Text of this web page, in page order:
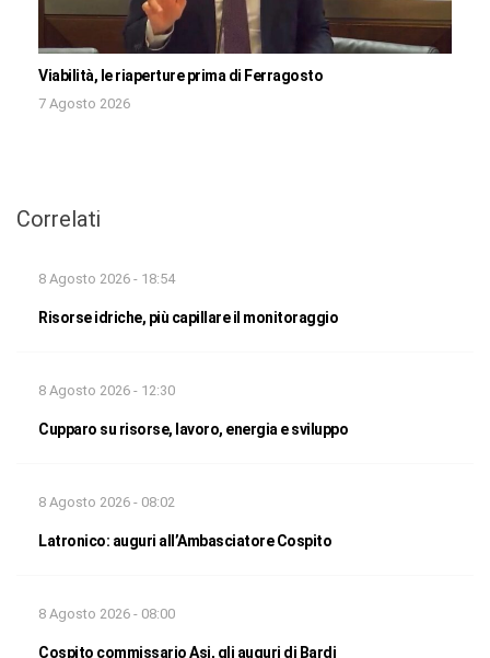
Viabilità, le riaperture prima di Ferragosto
7 Agosto 2026
Correlati
8 Agosto 2026 - 18:54
Risorse idriche, più capillare il monitoraggio
8 Agosto 2026 - 12:30
Cupparo su risorse, lavoro, energia e sviluppo
8 Agosto 2026 - 08:02
Latronico: auguri all’Ambasciatore Cospito
8 Agosto 2026 - 08:00
Cospito commissario Asi, gli auguri di Bardi